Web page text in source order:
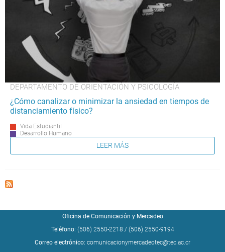
DEPARTAMENTO DE ORIENTACIÓN Y PSICOLOGÍA
¿Cómo canalizar o minimizar la ansiedad en tiempos de
distanciamiento físico?
Vida Estudiantil
Desarrollo Humano
LEER MÁS
Oficina de Comunicación y Mercadeo
Teléfono: (506) 2550-2218 / (506) 2550-9194
Correo electrónico: comunicacionymercadeotec@tec.ac.cr